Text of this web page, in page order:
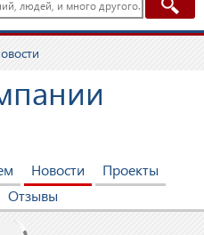
Новости
Проекты
Отзывы